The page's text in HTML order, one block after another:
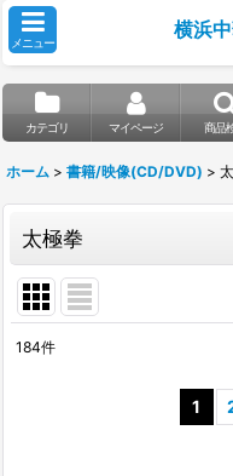
メニュー
横浜
カテゴリ マイページ 商品
ホーム > 書籍/映像(CD/DVD) >
太極拳
184件
1